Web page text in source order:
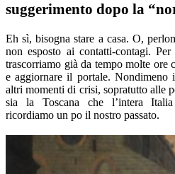
suggerimento dopo la
Eh sì, bisogna stare a casa. O,
non esposto ai contatti-contagi.
trascorriamo già da tempo molte ore
e aggiornare il portale. Nondimeno
altri momenti di crisi, sopratutto alle
sia la Toscana che l’intera
ricordiamo un po il nostro passato.